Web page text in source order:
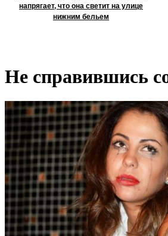
напрягает, что она светит на улице
нижним бельем
Не справившись